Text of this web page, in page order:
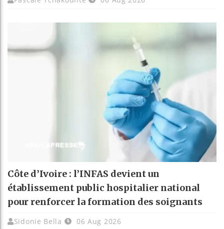
Côte d’Ivoire : l’INFAS devient un
établissement public hospitalier national
pour renforcer la formation des soignants
Sidonie Bella 06 Aug 2026